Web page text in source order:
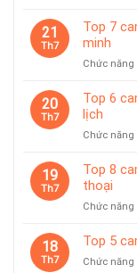
21
Th7
Top 7
minh
Chức năng
20
Th7
Top 6
lịch
Chức năng
19
Th7
Top 8
thoại
Chức năng
18
Th7
Top 5
Chức năng